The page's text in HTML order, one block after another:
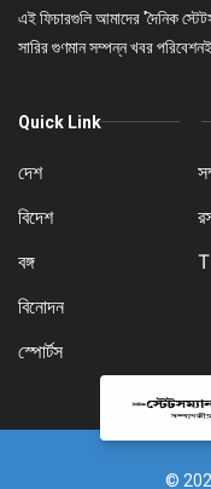
এই ফিচারগুলি আমাদের 'দৈনিক
সারির গুণমান সম্পন্ন খবর
Quick Link
দেশ
বিদেশ
বঙ্গ
বিনোদন
স্পোর্টস
©